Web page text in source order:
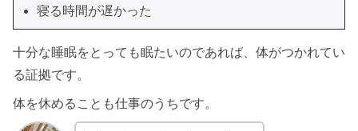
寝る時間が遅かった
十分な睡眠をとっても眠たいのであれば、体がつかれてい
る証拠です。
体を休めることも仕事のうちです。